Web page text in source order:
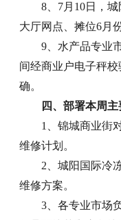
8、7月10日，
大厅网点、摊位6月
9、水产品专业
间经商业户电子秤
确。
四、部署本周
1、锦城商业街
维修计划。
2、城阳国际冷
维修方案。
3、各专业市场